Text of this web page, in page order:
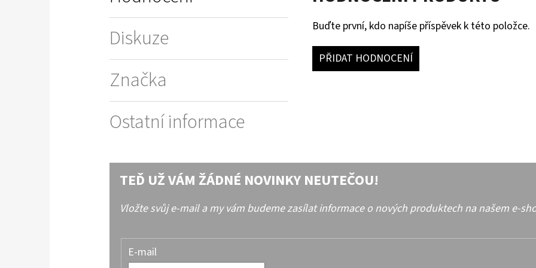
Diskuze
Značka
Ostatní informace
Buďte první, kdo napíše příspěvek k této položce.
PŘIDAT HODNOCENÍ
TEĎ UŽ VÁM ŽÁDNÉ NOVINKY NEUTEČOU!
Vložte svůj e-mail a my vám budeme zasílat informace o nových produktech na našem e-
E-mail